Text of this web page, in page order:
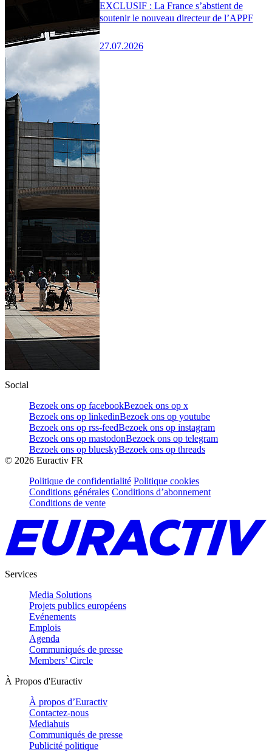
EXCLUSIF : La France s’abstient de
soutenir le nouveau directeur de l’APPF
27.07.2026
Social
Bezoek ons op facebookBezoek ons op x
Bezoek ons op linkedinBezoek ons op youtube
Bezoek ons op rss-feedBezoek ons op instagram
Bezoek ons op mastodonBezoek ons op telegram
Bezoek ons op blueskyBezoek ons op threads
© 2026 Euractiv FR
Politique de confidentialité Politique cookies
Conditions générales Conditions d’abonnement
Conditions de vente
Services
Media Solutions
Projets publics européens
Evénements
Emplois
Agenda
Communiqués de presse
Members’ Circle
À Propos d'Euractiv
À propos d’Euractiv
Contactez-nous
Mediahuis
Communiqués de presse
Publicité politique